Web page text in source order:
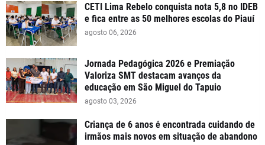
CETI Lima Rebelo conquista nota 5,8 no IDEB
e fica entre as 50 melhores escolas do Piauí
agosto 06, 2026
Jornada Pedagógica 2026 e Premiação
Valoriza SMT destacam avanços da
educação em São Miguel do Tapuio
agosto 03, 2026
Criança de 6 anos é encontrada cuidando de
irmãos mais novos em situação de abandono